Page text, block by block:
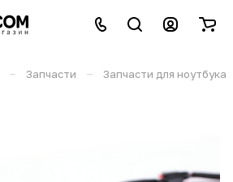
– Запчасти – Запчасти для ноутбука